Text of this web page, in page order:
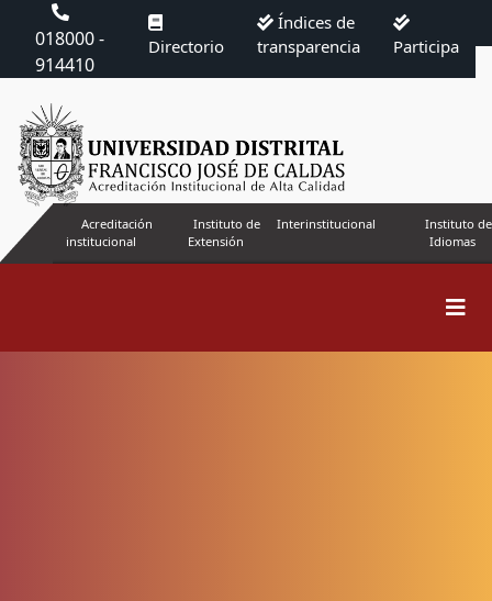
018000 -
914410
Directorio
Índices de
transparencia
Participa
Acreditación
institucional
Instituto de
Extensión
Interinstitucional
Instituto de
Idiomas